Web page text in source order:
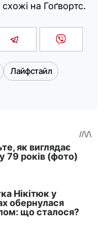
схожі на Гоґвортс.
Лайфстайл